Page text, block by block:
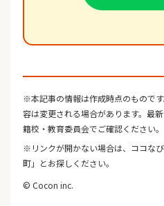
※本記事の情報は作成時点のもので
容は変更される場合があります。最
籍校・教育委員会でご確認ください。
※リンクが開かない場合は、ココな
町」とお探しください。
© Cocon inc.